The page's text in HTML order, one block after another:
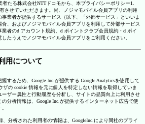
たる株式会社NTTドコモから、本プライバシーポリシー1.
させていただきます。尚、ノジマモバイル会員アプリの利用
業者が提供するサービス（以下、「外部サービス」といいま
、およびノジマモバイル会員アプリを利用して外部サービス
者のd アカウント規約、d ポイントクラブ会員規約・d ポイ
たうえでノジマモバイル会員アプリをご利用ください。
用について
するため、Google Inc.が提供する Google Analyticsを使用して
ザの cookie 情報を元に個人を特定しない情報を取得していま
ザー属性と行動履歴を分析し、サイトの品質向上に利用させ
分析情報は、Google Inc.が提供するインターネット広告で使
、分析された利用者の情報は、GoogleInc.により同社のプライ